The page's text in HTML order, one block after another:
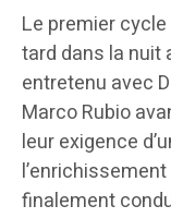
Le premier
tard dans la nuit
entretenu avec
Marco Rubio
leur exigence
l’enrichissement
finalement